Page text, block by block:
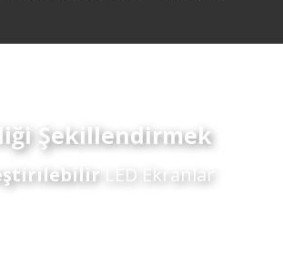
Şekillendirmek
LED Ekranlar